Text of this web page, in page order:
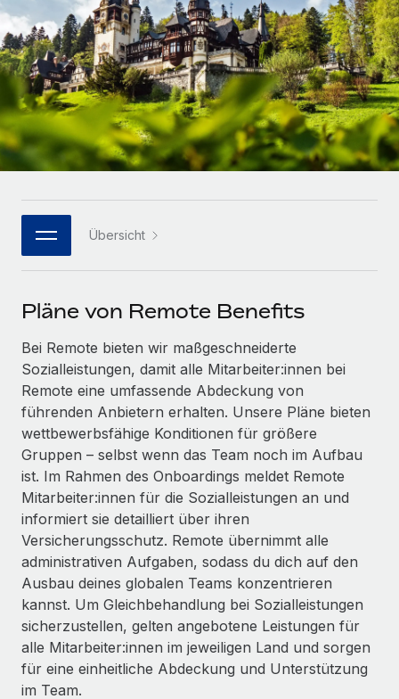
INFRASTRUKTUR
Remote Embedded
Nahtlose Integration der HR in bestehende Abläufe
Plattform
Integrierte HR-Kernfunktionen für dein Team
MCP
Integrationen
Tools
DIENSTLEISTUNGEN
Frag unsere Expert:innen
Hilfe von Expert:innen für globale HR & Compliance
Background-Checks
Einfacheres Bewerber:innen-Screening
Compliance Watchtower
Lückenlose Compliance
Geräteverwaltung
Globale Bereitstellung und Verfolgung von IT-
Geräten
Gründung von Niederlassungen
Schnelle, rechtssichere Gründung von
Unternehmen
Mittelstand
Maßgeschneiderte HR-Lösungen, um Teams zu
vergrößern
Enterprise
Globale HR für Konzerne und Großunternehmen
PARTNER WERDEN
Flexible Einbettung von Global-HR-Funktionen in deine
Entdecke die Möglichkeiten einer Partnerschaft
Remote Build
Demnächst verfügbar
Beratung zu Integrationen und KI-Automatisierung
FALLSTUDIEN
So hat der KI-Vorreiter Weaviate sein Team mit
Remote um 120 % vergrößert
Weaviate auf einen Blick Weaviate entwickelt KI-basierte
Open-Source-Infrastrukturen. Das...
Mehr erfahren
Strategische Partnerschaft zwischen
Reverse Tech und Remote für Contractor
LERNEN MIT REMOTE
Forschung und Leitfäden
Fallstudien
HR-Glossar
Bibliothek für Stellenbeschreibungen
Webinare
Events
Newsroom
Informationen zu Gehältern und Qualifikationen
Insights Center
Hol dir Unterstützung
BLOG
Globale Payroll
EOR und PEO
Contractor Management
Steuern
Deutsch
Español
Italiano
Português (Portugal)
한국어 Übersicht
Pläne von Remote Benefits
Bei Remote bieten wir maßgeschneiderte
Sozialleistungen, damit alle Mitarbeiter:innen bei
Remote eine umfassende Abdeckung von
führenden Anbietern erhalten. Unsere Pläne bieten
wettbewerbsfähige Konditionen für größere
Gruppen – selbst wenn das Team noch im Aufbau
ist. Im Rahmen des Onboardings meldet Remote
Mitarbeiter:innen für die Sozialleistungen an und
informiert sie detailliert über ihren
Versicherungsschutz. Remote übernimmt alle
administrativen Aufgaben, sodass du dich auf den
Ausbau deines globalen Teams konzentrieren
kannst. Um Gleichbehandlung bei Sozialleistungen
sicherzustellen, gelten angebotene Leistungen für
alle Mitarbeiter:innen im jeweiligen Land und sorgen
für eine einheitliche Abdeckung und Unterstützung
im Team.